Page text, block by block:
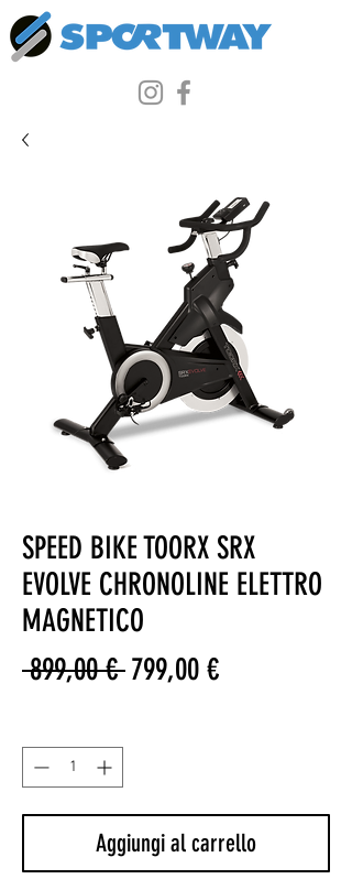
SPEED BIKE TOORX SRX
EVOLVE CHRONOLINE ELETTRO
MAGNETICO
899,00 € Prezzo
799,00 €Prezzo
Aggiungi al carrello